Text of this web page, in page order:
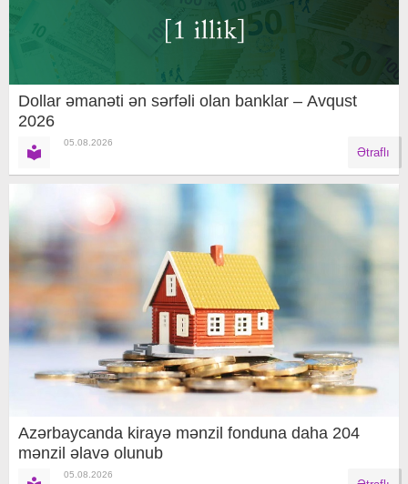
Dollar əmanəti ən sərfəli olan banklar – Avqust
2026
05.08.2026
Ətraflı
Azərbaycanda kirayə mənzil fonduna daha 204
mənzil əlavə olunub
05.08.2026